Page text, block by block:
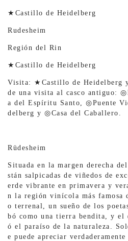
★Castillo de Heidelberg
Rudesheim
Región del Rin
★Castillo de Heidelberg
Visita: ★Castillo de Heidelberg
de una visita al casco antiguo:
a del Espíritu Santo, ◎Puente
delberg y ◎Casa del Caballero.
Rüdesheim
Situada en la margen derecha
stán salpicadas de viñedos de
erde vibrante en primavera y
n la región vinícola más famosa
o terrenal, un sueño de los
bó como una tierra bendita, y
ó el paraíso de la naturaleza.
e puede apreciar